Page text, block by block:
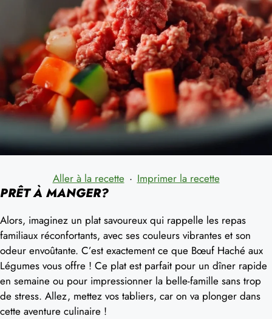
Aller à la recette · Imprimer la recette
PRÊT À MANGER?
Alors, imaginez un plat savoureux qui rappelle les repas
familiaux réconfortants, avec ses couleurs vibrantes et son
odeur envoûtante. C’est exactement ce que Bœuf Haché aux
Légumes vous offre ! Ce plat est parfait pour un dîner rapide
en semaine ou pour impressionner la belle-famille sans trop
de stress. Allez, mettez vos tabliers, car on va plonger dans
cette aventure culinaire !